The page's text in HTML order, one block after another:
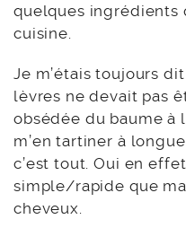
quelques ingrédients
cuisine.
Je m’étais toujours
lèvres ne devait pas
obsédée du baume à
m’en tartiner à
c’est tout. Oui en
simple/rapide que
cheveux.